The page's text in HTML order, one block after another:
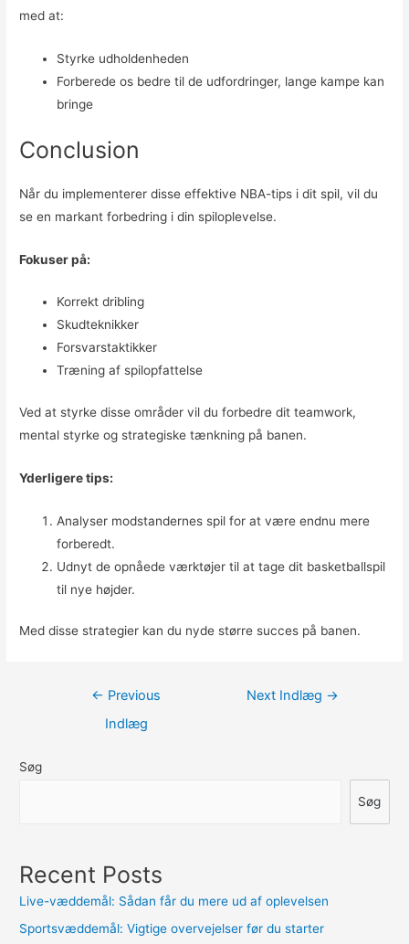
med at:
Styrke udholdenheden
Forberede os bedre til de udfordringer, lange kampe kan
bringe
Conclusion
Når du implementerer disse effektive NBA-tips i dit spil, vil du
se en markant forbedring i din spiloplevelse.
Fokuser på:
Korrekt dribling
Skudteknikker
Forsvarstaktikker
Træning af spilopfattelse
Ved at styrke disse områder vil du forbedre dit teamwork,
mental styrke og strategiske tænkning på banen.
Yderligere tips:
Analyser modstandernes spil for at være endnu mere
forberedt.
Udnyt de opnåede værktøjer til at tage dit basketballspil
til nye højder.
Med disse strategier kan du nyde større succes på banen.
Indlægsnavigation
← Previous
Indlæg
Next Indlæg →
Søg
Søg
Recent Posts
Live-væddemål: Sådan får du mere ud af oplevelsen
Sportsvæddemål: Vigtige overvejelser før du starter